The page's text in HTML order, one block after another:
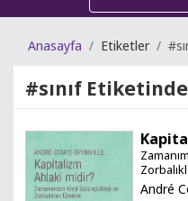
Anasayfa Etiketler
#sınıf
André